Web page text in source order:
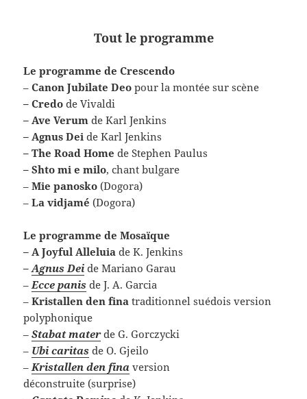
Tout le programme
Le programme de Crescendo
–Canon Jubilate Deopour la montée sur scène
– Credo de Vivaldi
– Ave Verum de Karl Jenkins
– Agnus Dei de Karl Jenkins
– The Road Home de Stephen Paulus
– Shto mi e milo, chant bulgare
–Mie panosko (Dogora)
–La vidjamé (Dogora)
Le programme de Mosaïque
– A Joyful Alleluiade K. Jenkins
–Agnus Dei de Mariano Garau
–Ecce panis de J. A. Garcia
–Kristallen den finatraditionnel suédois version
polyphonique
–Stabat mater de G. Gorczycki
– Ubi caritas de O. Gjeilo
–Kristallen den fina version
déconstruite (surprise)